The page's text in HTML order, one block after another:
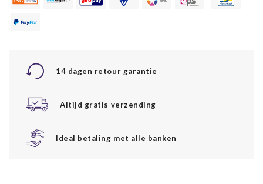
14 dagen retour garantie
Altijd gratis verzending
Ideal betaling met alle banken